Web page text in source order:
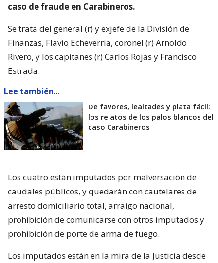
caso de fraude en Carabineros.
Se trata del general (r) y exjefe de la División de
Finanzas, Flavio Echeverria, coronel (r) Arnoldo
Rivero, y los capitanes (r) Carlos Rojas y Francisco
Estrada.
Lee también...
De favores, lealtades y plata fácil:
los relatos de los palos blancos del
caso Carabineros
Los cuatro están imputados por malversación de
caudales públicos, y quedarán con cautelares de
arresto domiciliario total, arraigo nacional,
prohibición de comunicarse con otros imputados y
prohibición de porte de arma de fuego.
Los imputados están en la mira de la Justicia desde